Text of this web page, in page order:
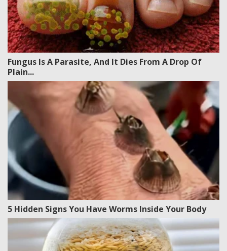
Fungus Is A Parasite, And It Dies From A Drop Of
Plain...
5 Hidden Signs You Have Worms Inside Your Body